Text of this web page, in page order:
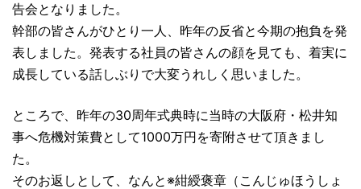
告会となりました。
幹部の皆さんがひとり一人、昨年の反省と今期の抱負を発
表しました。発表する社員の皆さんの顔を見ても、着実に
成長している話しぶりで大変うれしく思いました。
ところで、昨年の30周年式典時に当時の大阪府・松井知
事へ危機対策費として1000万円を寄附させて頂きまし
た。
そのお返しとして、なんと※紺綬褒章（こんじゅほうしょ